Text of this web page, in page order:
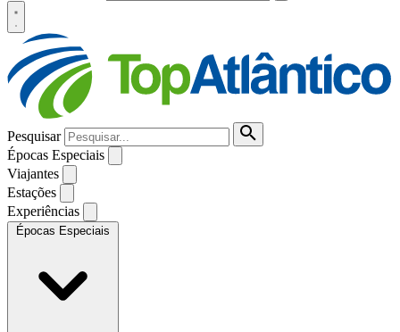
Pesquisar
Épocas Especiais
Viajantes
Estações
Experiências
Épocas Especiais